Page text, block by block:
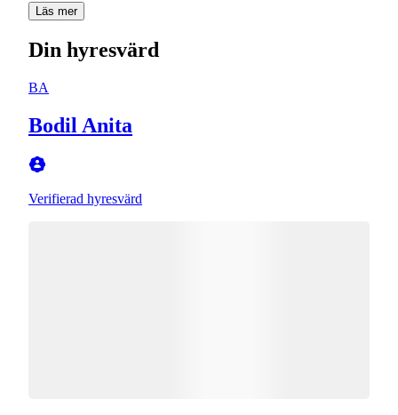
Läs mer
Din hyresvärd
BA
Bodil Anita
Verifierad hyresvärd